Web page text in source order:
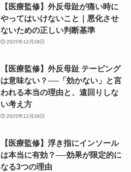
【医療監修】外反母趾が痛い時に
やってはいけないこと｜悪化させ
ないための正しい判断基準
2025年12月28日
【医療監修】外反母趾 テーピング
は意味ない？──「効かない」と言
われる本当の理由と、遠回りしな
い考え方
2025年12月28日
【医療監修】浮き指にインソール
は本当に有効？──効果が限定的に
なる3つの理由